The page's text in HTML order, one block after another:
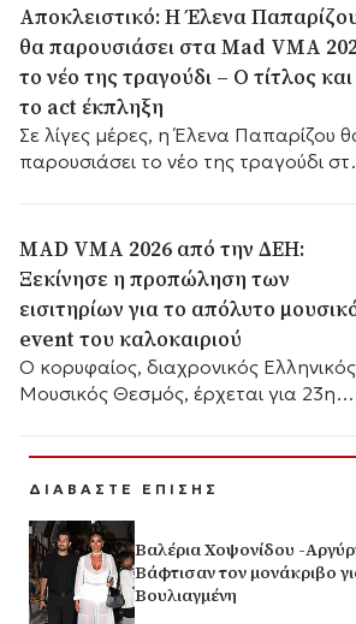
Αποκλειστικό: Η Έλενα
θα παρουσιάσει στα Mad VMA
το νέο της τραγούδι – Ο τίτλος και
το act έκπληξη
Σε λίγες μέρες, η Έλενα Παπαρίζου
παρουσιάσει το νέο της τραγούδι
MAD VMA 2026 από την ΔΕΗ:
Ξεκίνησε η προπώληση των
εισιτηρίων για το απόλυτο
event του καλοκαιριού
Ο κορυφαίος, διαχρονικός Ελληνικός
Μουσικός Θεσμός, έρχεται για 23η
ΔΙΑΒΑΣΤΕ ΕΠΙΣΗΣ
Βαλέρια Χοψονίδου -
Βάφτισαν τον μονάκριβο
Βουλιαγμένη